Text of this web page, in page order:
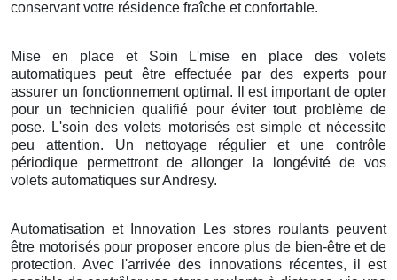
conservant votre résidence fraîche et confortable.
Mise en place et Soin L'mise en place des volets
automatiques peut être effectuée par des experts pour
assurer un fonctionnement optimal. Il est important de opter
pour un technicien qualifié pour éviter tout problème de
pose. L'soin des volets motorisés est simple et nécessite
peu attention. Un nettoyage régulier et une contrôle
périodique permettront de allonger la longévité de vos
volets automatiques sur Andresy.
Automatisation et Innovation Les stores roulants peuvent
être motorisés pour proposer encore plus de bien-être et de
protection. Avec l'arrivée des innovations récentes, il est